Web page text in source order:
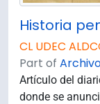
CL UDEC
Part of
Artículo del
donde se